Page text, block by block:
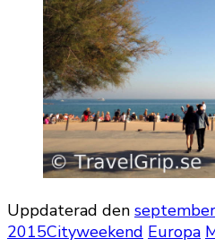
Uppdaterad den
2015Cityweekend Europa